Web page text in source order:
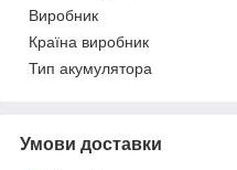
Виробник
Країна виробник
Тип акумулятора
Умови доставки